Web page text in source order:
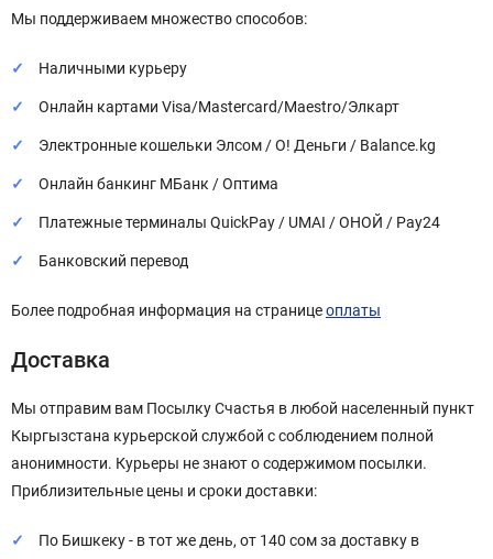
Мы поддерживаем множество способов:
Наличными курьеру
Онлайн картами Visa/Mastercard/Maestro/Элкарт
Электронные кошельки Элсом / О! Деньги / Balance.kg
Онлайн банкинг МБанк / Оптима
Платежные терминалы QuickPay / UMAI / ОНОЙ / Pay24
Банковский перевод
Более подробная информация на страницеоплаты
Доставка
Мы отправим вам Посылку Счастья в любой населенный пункт
Кыргызстана курьерской службой с соблюдением полной
анонимности. Курьеры не знают о содержимом посылки.
Приблизительные цены и сроки доставки:
По Бишкеку - в тот же день, от 140 сом за доставку в